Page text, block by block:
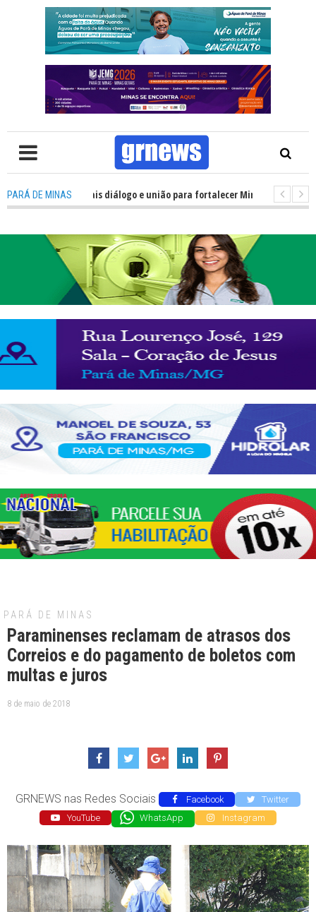
PARÁ DE MINAS
precisa de mais diálogo e união para fortalecer Minas e Pará de
PARÁ DE MINAS
Paraminenses reclamam de atrasos dos
Correios e do pagamento de boletos com
multas e juros
8 de maio de 2018
GRNEWS nas Redes Sociais Facebook
Twitter
YouTube
WhatsApp Instagram